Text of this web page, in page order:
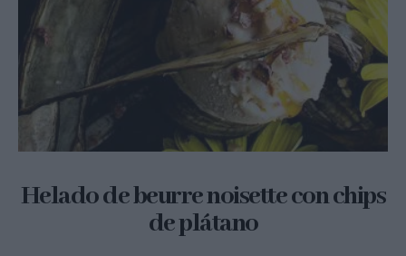
CONTACTO
EN
Helado de beurre noisette con chips
de plátano